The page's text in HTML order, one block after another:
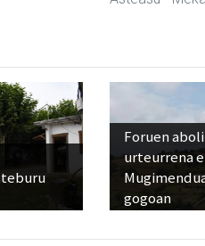
Foruen
urteurrena
gogoan